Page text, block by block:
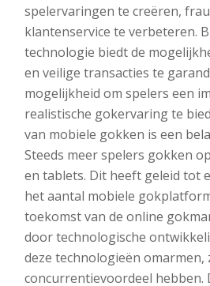
spelervaringen te creëren,
klantenservice te verbeteren.
technologie biedt de
en veilige transacties te
mogelijkheid om spelers een
realistische gokervaring te
van mobiele gokken is een
Steeds meer spelers gokken
en tablets. Dit heeft geleid tot
het aantal mobiele
toekomst van de online
door technologische
deze technologieën omarmen,
concurrentievoordeel hebben.